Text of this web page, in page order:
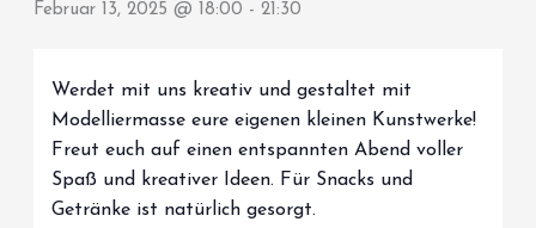
Februar 13, 2025 @ 18:00 -21:30
Werdet mit uns kreativ und gestaltet mit
Modelliermasse eure eigenen kleinen Kunstwerke!
Freut euch auf einen entspannten Abend voller
Spaß und kreativer Ideen. Für Snacks und
Getränke ist natürlich gesorgt.